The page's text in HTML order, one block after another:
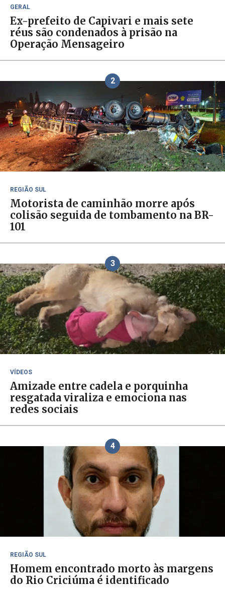
GERAL
Ex-prefeito de Capivari e mais sete
réus são condenados à prisão na
Operação Mensageiro
2
REGIÃO SUL
Motorista de caminhão morre após
colisão seguida de tombamento na BR-
101
3
VÍDEOS
Amizade entre cadela e porquinha
resgatada viraliza e emociona nas
redes sociais
4
REGIÃO SUL
Homem encontrado morto às margens
do Rio Criciúma é identificado